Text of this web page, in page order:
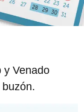
y Venado